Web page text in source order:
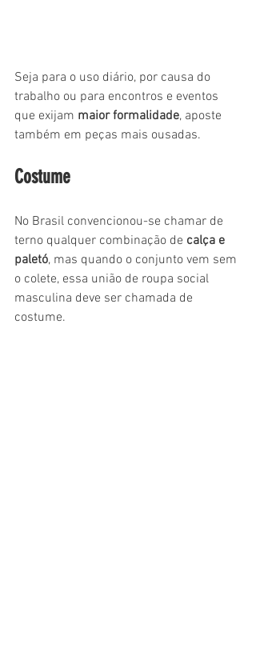
Seja para o uso diário, por causa do
trabalho ou para encontros e eventos
que exijam maior formalidade, aposte
também em peças mais ousadas.
Costume
No Brasil convencionou-se chamar de
terno qualquer combinação de calça e
paletó, mas quando o conjunto vem sem
o colete, essa união de roupa social
masculina deve ser chamada de
costume.